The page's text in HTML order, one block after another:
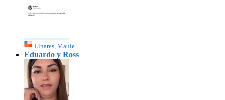
Linares, Maule
Eduardo y Ross